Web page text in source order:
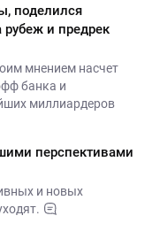
поделился
и предрек
мнением насчет
банка и
миллиардеров
перспективами
и новых